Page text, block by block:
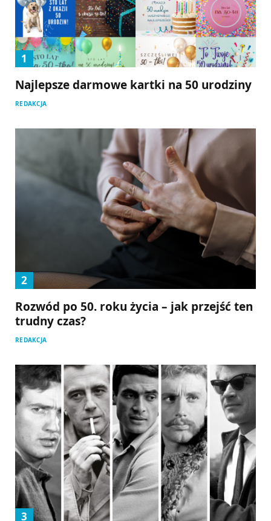
Najlepsze darmowe kartki na 50 urodziny
REDAKCJA
Rozwód po 50. roku życia – jak przejść ten
trudny czas?
REDAKCJA